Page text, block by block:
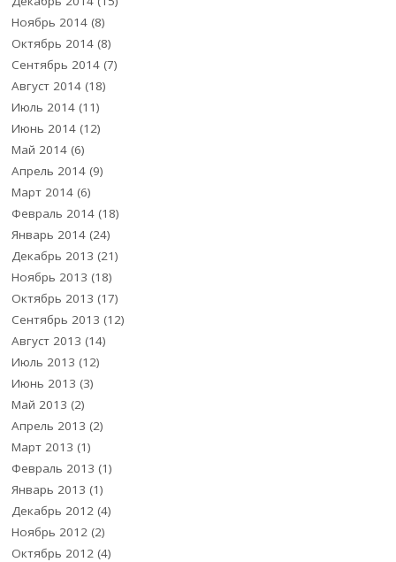
Ноябрь 2014 (8)
Октябрь 2014 (8)
Сентябрь 2014 (7)
Август 2014 (18)
Июль 2014 (11)
Июнь 2014 (12)
Май 2014 (6)
Апрель 2014 (9)
Март 2014 (6)
Февраль 2014 (18)
Январь 2014 (24)
Декабрь 2013 (21)
Ноябрь 2013 (18)
Октябрь 2013 (17)
Сентябрь 2013 (12)
Август 2013 (14)
Июль 2013 (12)
Июнь 2013 (3)
Май 2013 (2)
Апрель 2013 (2)
Март 2013 (1)
Февраль 2013 (1)
Январь 2013 (1)
Декабрь 2012 (4)
Ноябрь 2012 (2)
Октябрь 2012 (4)